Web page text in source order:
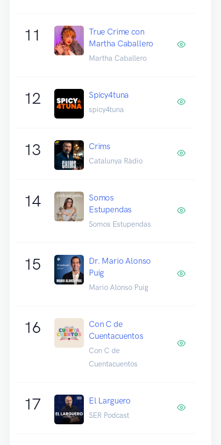
11
True Crime con
Martha Caballero
Martha Caballero
12 Spicy4tuna
spicy4tuna
13 Crims
Catalunya Ràdio
14
Somos
Estupendas
Somos Estupendas
15
Dr. Mario Alonso
Puig
Mario Alonso Puig
16
Con C de
Cuentacuentos
Con C de
Cuentacuentos
17 El Larguero
SER Podcast